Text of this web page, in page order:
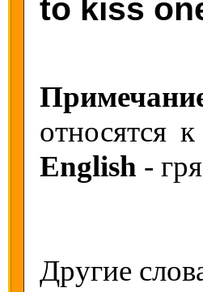
to kiss
относятся
English -
Другие